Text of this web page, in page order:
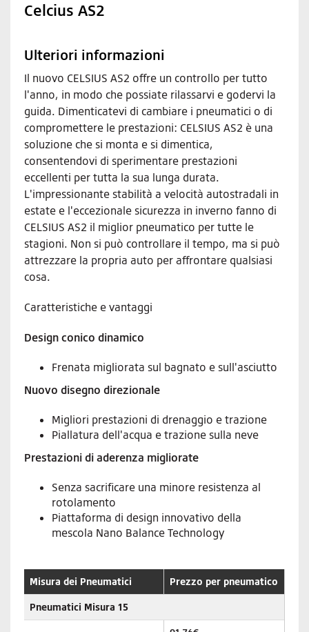
Celcius AS2
Ulteriori informazioni
Il nuovo CELSIUS AS2 offre un controllo per tutto
l'anno, in modo che possiate rilassarvi e godervi la
guida. Dimenticatevi di cambiare i pneumatici o di
compromettere le prestazioni: CELSIUS AS2 è una
soluzione che si monta e si dimentica,
consentendovi di sperimentare prestazioni
eccellenti per tutta la sua lunga durata.
L'impressionante stabilità a velocità autostradali in
estate e l'eccezionale sicurezza in inverno fanno di
CELSIUS AS2 il miglior pneumatico per tutte le
stagioni. Non si può controllare il tempo, ma si può
attrezzare la propria auto per affrontare qualsiasi
cosa.
Caratteristiche e vantaggi
Design conico dinamico
Frenata migliorata sul bagnato e sull'asciutto
Nuovo disegno direzionale
Migliori prestazioni di drenaggio e trazione
Piallatura dell'acqua e trazione sulla neve
Prestazioni di aderenza migliorate
Senza sacrificare una minore resistenza al
rotolamento
Piattaforma di design innovativo della
mescola Nano Balance Technology
Misura dei Pneumatici Prezzo per pneumatico
Pneumatici Misura 15